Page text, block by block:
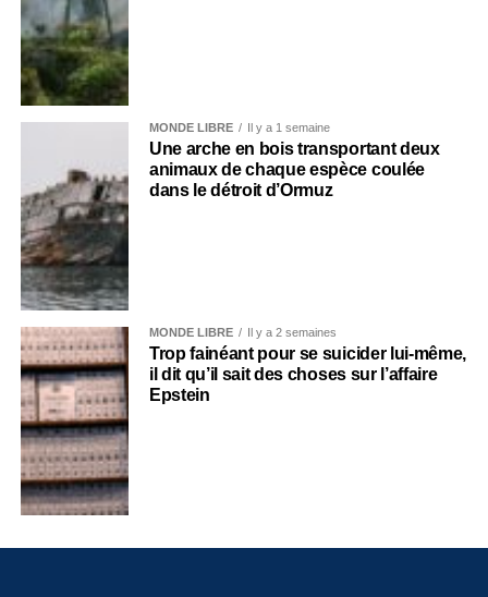
MONDE LIBRE Il y a 1 semaine
Une arche en bois transportant deux
animaux de chaque espèce coulée
dans le détroit d’Ormuz
MONDE LIBRE Il y a 2 semaines
Trop fainéant pour se suicider lui-même,
il dit qu’il sait des choses sur l’affaire
Epstein